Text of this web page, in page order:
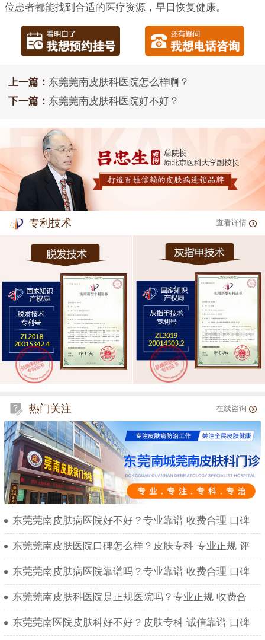
位患者都能找到合适的医疗资源，早日恢复健康。
上一篇： 东莞莞南皮肤科医院怎么样啊？
下一篇： 东莞莞南皮肤科医院好不好？
专利技术 查看详情
热门关注 在线咨询
东莞莞南皮肤病医院好不好？专业靠谱 收费合理 口碑
东莞莞南皮肤医院口碑怎么样？皮肤专科 专业正规 评
东莞莞南皮肤病医院靠谱吗？专业靠谱 收费合理 口碑
东莞莞南皮肤科医院是正规医院吗？专业正规 收费合
东莞莞南医院皮肤科好不好？皮肤专科 诚信靠谱 口碑